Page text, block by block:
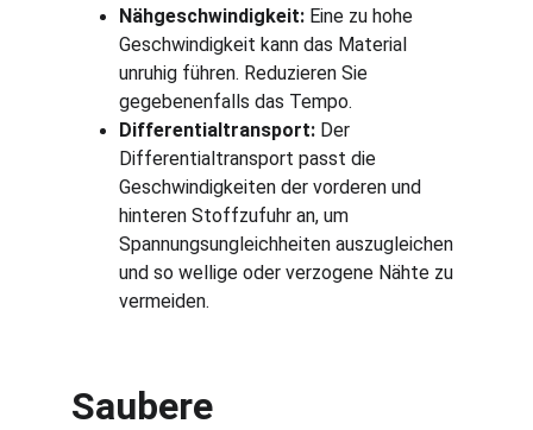
Nähgeschwindigkeit: Eine zu hohe
Geschwindigkeit kann das Material
unruhig führen. Reduzieren Sie
gegebenenfalls das Tempo.
Differentialtransport: Der
Differentialtransport passt die
Geschwindigkeiten der vorderen und
hinteren Stoffzufuhr an, um
Spannungsungleichheiten auszugleichen
und so wellige oder verzogene Nähte zu
vermeiden.
Saubere